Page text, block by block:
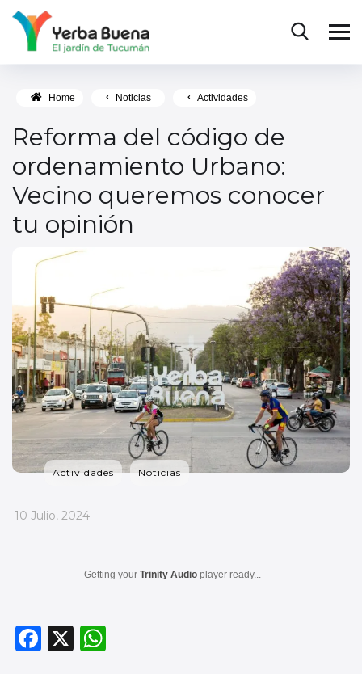
Home Noticias_ Actividades
Reforma del código de
ordenamiento Urbano:
Vecino queremos conocer
tu opinión
Actividades Noticias
_
10 Julio, 2024
Getting your Trinity Audio player ready...
F
X